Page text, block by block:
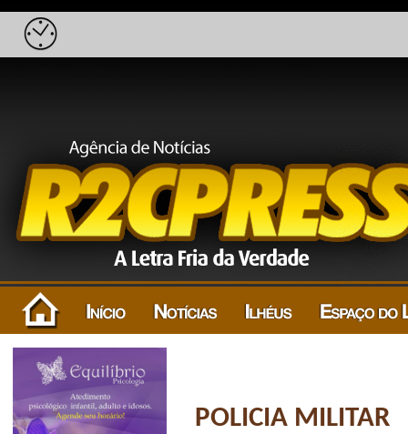
POLICIA MILITAR